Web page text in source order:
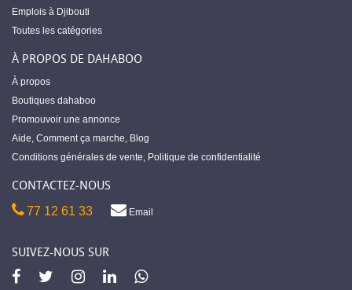
Emplois à Djibouti
Toutes les catégories
À PROPOS DE DAHABOO
À propos
Boutiques dahaboo
Promouvoir une annonce
Aide, Comment ça marche, Blog
Conditions générales de vente, Politique de confidentialité
CONTACTEZ-NOUS
77 12 61 33 Email
SUIVEZ-NOUS SUR